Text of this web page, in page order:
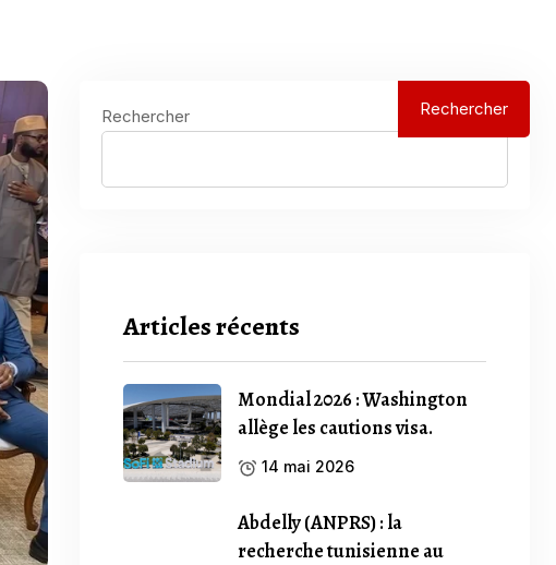
Rechercher Rechercher
Articles récents
Mondial 2026 : Washington
allège les cautions visa.
14 mai 2026
Abdelly (ANPRS) : la
recherche tunisienne au